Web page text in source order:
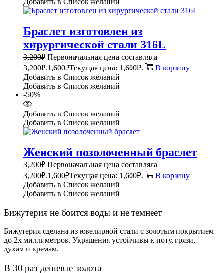
Добавить в Список желаний
Браслет изготовлен из
хирургической стали 316L
3,200₽ Первоначальная цена составляла
3,200₽.1,600₽Текущая цена: 1,600₽.
В корзину
Добавить в Список желаний
Добавить в Список желаний
-50%
Добавить в Список желаний
Добавить в Список желаний
Женский позолоченный браслет
3,200₽ Первоначальная цена составляла
3,200₽.1,600₽Текущая цена: 1,600₽.
В корзину
Добавить в Список желаний
Добавить в Список желаний
Бижутерия не боится воды и не темнеет
Бижутерия сделана из ювелирной стали с золотым покрытием
до 2х миллиметров. Украшения устойчивы к поту, грязи,
духам и кремам.
В 30 раз дешевле золота